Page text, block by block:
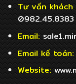
Tư vấn khách
0982.45.8383
Email:
Email kế toán:
Website: